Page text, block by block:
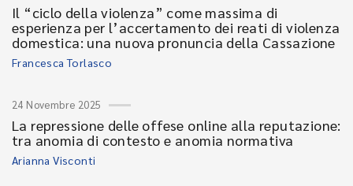
Il “ciclo della violenza” come massima di
esperienza per l’accertamento dei reati di violenza
domestica: una nuova pronuncia della Cassazione
Francesca Torlasco
24 Novembre 2025
La repressione delle offese online alla reputazione:
tra anomia di contesto e anomia normativa
Arianna Visconti